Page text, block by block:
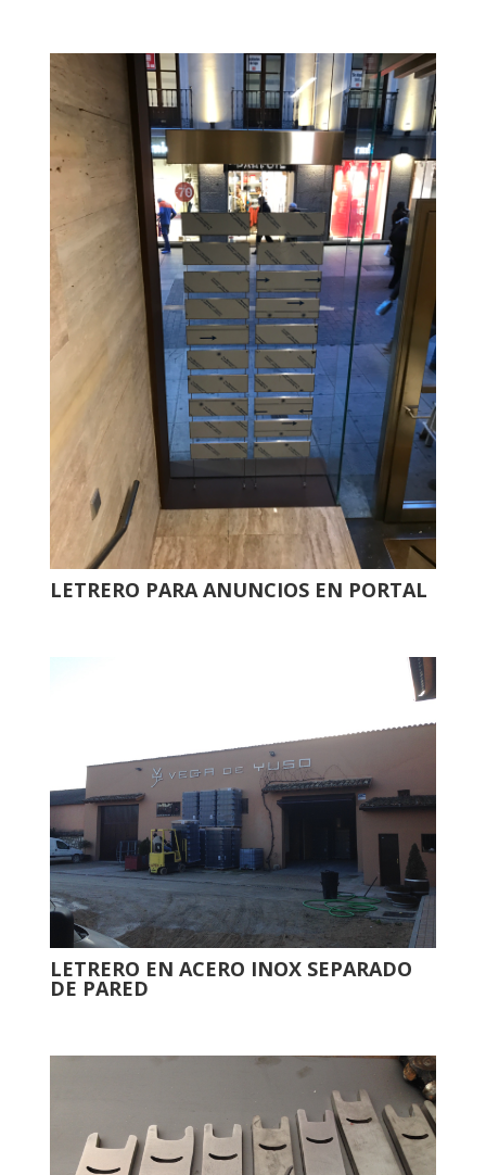
LETRERO PARA ANUNCIOS EN PORTAL
LETRERO EN ACERO INOX SEPARADO
DE PARED